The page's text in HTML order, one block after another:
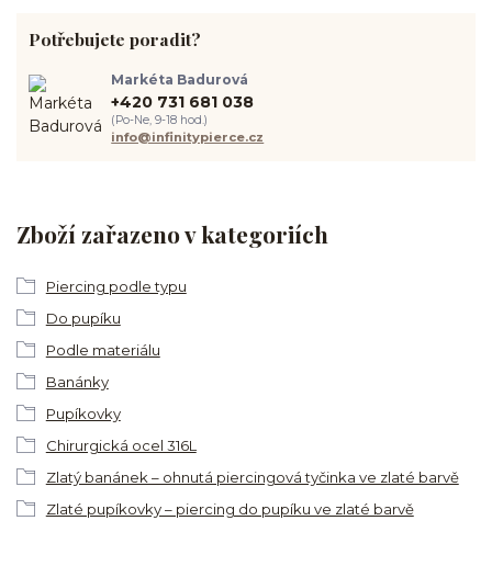
Zboží zařazeno v kategoriích
Piercing podle typu
Do pupíku
Podle materiálu
Banánky
Pupíkovky
Chirurgická ocel 316L
Zlatý banánek – ohnutá piercingová tyčinka ve zlaté barvě
Zlaté pupíkovky – piercing do pupíku ve zlaté barvě
Potřebujete poradit?
Markéta Badurová
+420 731 681 038
(Po-Ne, 9-18 hod.)
info@infinitypierce.cz